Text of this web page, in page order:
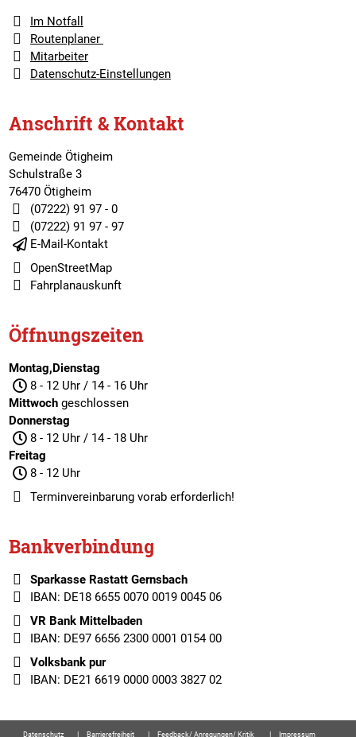
Im Notfall
Routenplaner
Mitarbeiter
Datenschutz-Einstellungen
Anschrift & Kontakt
Gemeinde Ötigheim
Schulstraße 3
76470 Ötigheim
(07222) 91 97 - 0
(07222) 91 97 - 97
E-Mail-Kontakt
OpenStreetMap
Fahrplanauskunft
Öffnungszeiten
Montag,Dienstag
8 - 12 Uhr / 14 - 16 Uhr
Mittwochgeschlossen
Donnerstag
8 - 12 Uhr / 14 - 18 Uhr
Freitag
8 - 12 Uhr
Terminvereinbarungvorab erforderlich!
Bankverbindung
Sparkasse Rastatt Gernsbach
IBAN: DE18 6655 0070 0019 0045 06
VR Bank Mittelbaden
IBAN: DE97 6656 2300 0001 0154 00
Volksbank pur
IBAN: DE21 6619 0000 0003 3827 02
Datenschutz Barrierefreiheit Feedback/ Anregungen/ Kritik Impressum